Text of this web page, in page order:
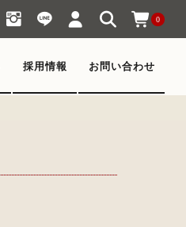
0
採用情報 お問い合わせ